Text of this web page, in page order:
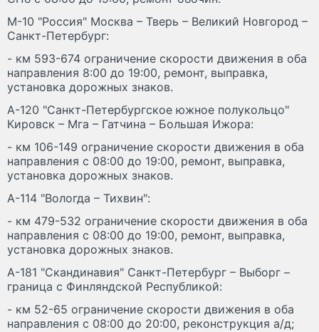
М-10 "Россия" Москва – Тверь – Великий Новгород –
Санкт-Петербург:
- км 593-674 ограничение скорости движения в оба
направления 8:00 до 19:00, ремонт, выправка,
установка дорожных знаков.
А-120 "Санкт-Петербургское южное полукольцо"
Кировск – Мга – Гатчина – Большая Ижора:
- км 106-149 ограничение скорости движения в оба
направления с 08:00 до 19:00, ремонт, выправка,
установка дорожных знаков.
А-114 "Вологда – Тихвин":
- км 479-532 ограничение скорости движения в оба
направления с 08:00 до 19:00, ремонт, выправка,
установка дорожных знаков.
А-181 "Скандинавия" Санкт-Петербург – Выборг –
граница с Финляндской Республикой:
- км 52-65 ограничение скорости движения в оба
направления с 08:00 до 20:00, реконструкция а/д;